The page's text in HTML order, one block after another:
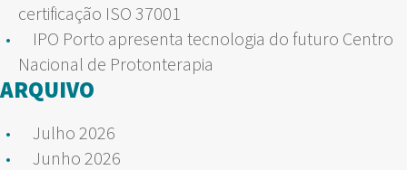
certificação ISO 37001
IPO Porto apresenta tecnologia do futuro Centro
Nacional de Protonterapia
ARQUIVO
Julho 2026
Junho 2026